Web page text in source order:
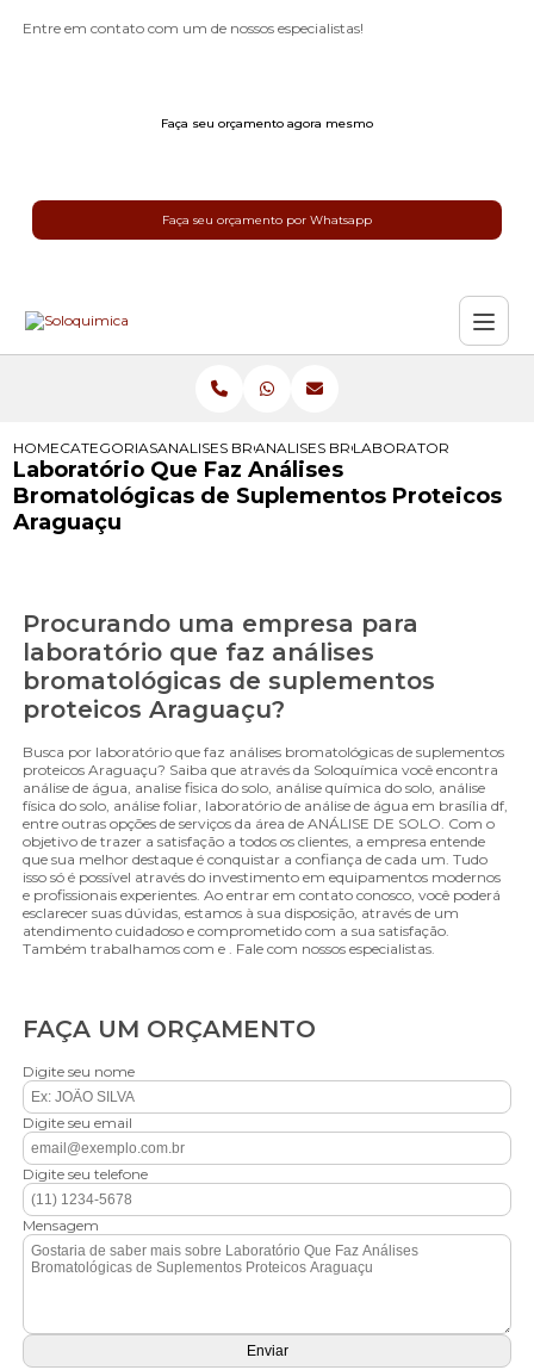
Entre em contato com um de nossos especialistas!
Faça seu orçamento agora mesmo
Faça seu orçamento por Whatsapp
HOMECATEGORIASANALISES BROMATOLOGICAS
ANALISES BROMATOLOGICAS PARA
LABORATORIO QUE
Laboratório Que Faz Análises
Bromatológicas de Suplementos Proteicos
Araguaçu
Procurando uma empresa para
laboratório que faz análises
bromatológicas de suplementos
proteicos Araguaçu?
Busca por laboratório que faz análises bromatológicas de suplementos
proteicos Araguaçu? Saiba que através da Soloquímica você encontra
análise de água, analise fisica do solo, análise química do solo, análise
física do solo, análise foliar, laboratório de análise de água em brasília df,
entre outras opções de serviços da área de ANÁLISE DE SOLO. Com o
objetivo de trazer a satisfação a todos os clientes, a empresa entende
que sua melhor destaque é conquistar a confiança de cada um. Tudo
isso só é possível através do investimento em equipamentos modernos
e profissionais experientes. Ao entrar em contato conosco, você poderá
esclarecer suas dúvidas, estamos à sua disposição, através de um
atendimento cuidadoso e comprometido com a sua satisfação.
Também trabalhamos com e . Fale com nossos especialistas.
FAÇA UM ORÇAMENTO
Digite seu nome
Digite seu email
Digite seu telefone
Mensagem